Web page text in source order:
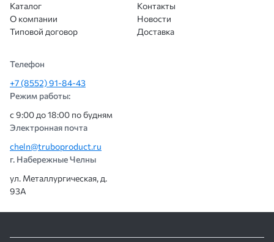
Каталог
О компании
Типовой договор
Контакты
Новости
Доставка
Телефон
+7 (8552) 91-84-43
Режим работы:
с 9:00 до 18:00 по будням
Электронная почта
cheln@truboproduct.ru
г. Набережные Челны
ул. Металлургическая, д.
93А